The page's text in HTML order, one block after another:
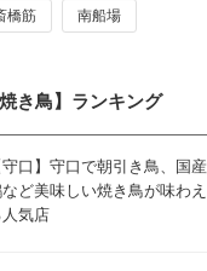
橋筋 南船場
き鳥】ランキング
守口】守口で朝引き鳥、国産
ど美味しい焼き鳥が味わえ
人気店